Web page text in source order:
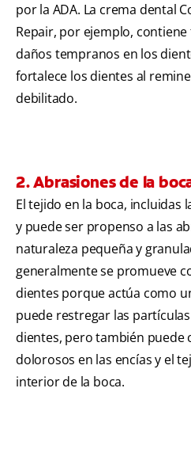
por la ADA. La crema dental
Repair, por ejemplo,
daños tempranos en los
fortalece los dientes al
debilitado.
2. Abrasiones de la
El tejido en la boca, incluidas
y puede ser propenso a las
naturaleza pequeña y
generalmente se promueve
dientes porque actúa como
puede restregar las
dientes, pero también puede
dolorosos en las encías y el
interior de la boca.